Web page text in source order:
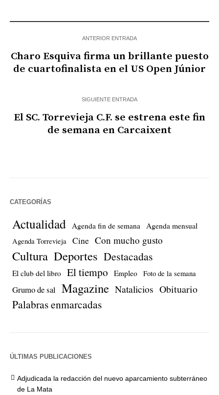
ANTERIOR ENTRADA
Charo Esquiva firma un brillante puesto
de cuartofinalista en el US Open Júnior
SIGUIENTE ENTRADA
El SC. Torrevieja C.F. se estrena este fin
de semana en Carcaixent
CATEGORÍAS
Actualidad Agenda fin de semana Agenda mensual
Agenda Torrevieja Cine Con mucho gusto
Cultura Deportes Destacadas
El club del libro El tiempo Empleo Foto de la semana
Grumo de sal Magazine Natalicios Obituario
Palabras enmarcadas
ÚLTIMAS PUBLICACIONES
Adjudicada la redacción del nuevo aparcamiento subterráneo
de La Mata